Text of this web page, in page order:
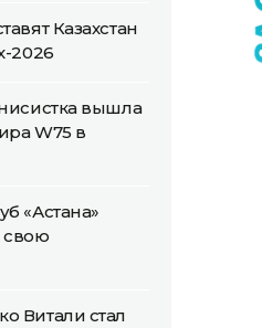
Казахстан
2026
вышла
W75 в
«Астана»
свою
Витали стал